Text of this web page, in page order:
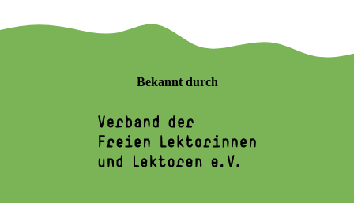
Bekannt durch